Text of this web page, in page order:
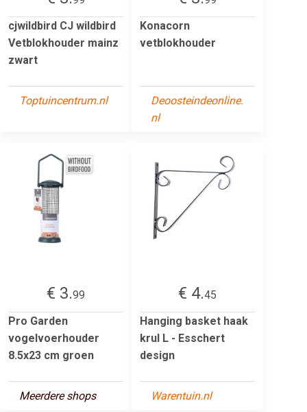
cjwildbird CJ wildbird
Vetblokhouder mainz
zwart
Toptuincentrum.nl
Konacorn
vetblokhouder
Deoosteindeonline.
nl
€ 3.99
Pro Garden
vogelvoerhouder
8.5x23 cm groen
Meerdere shops
€ 4.45
Hanging basket haak
krul L - Esschert
design
Warentuin.nl